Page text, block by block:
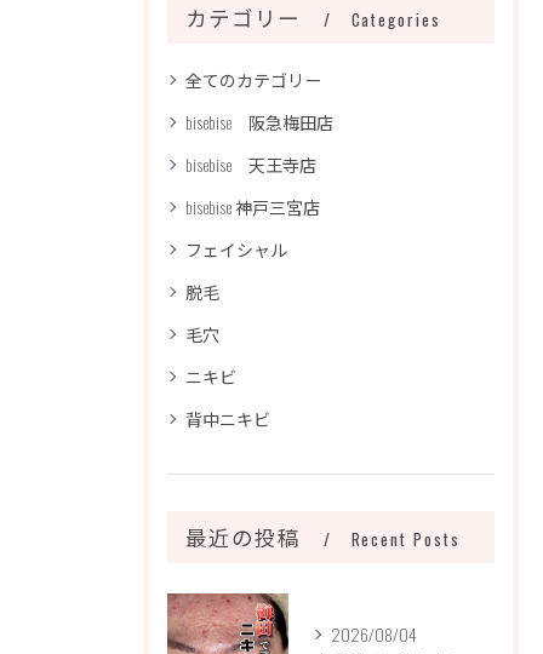
カテゴリー Categories
全てのカテゴリー
bisebise 阪急梅田店
bisebise 天王寺店
bisebise 神戸三宮店
フェイシャル
脱毛
毛穴
ニキビ
背中ニキビ
最近の投稿 Recent Posts
2026/08/04